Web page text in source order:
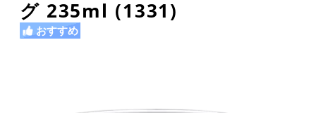
グ 235ml (1331)
おすすめ